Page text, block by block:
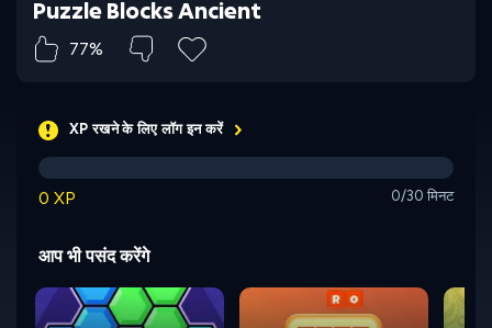
Puzzle Blocks Ancient
77%
XP रखने के लिए लॉग इन करें
0 XP 0/30 मिनट
आप भी पसंद करेंगे